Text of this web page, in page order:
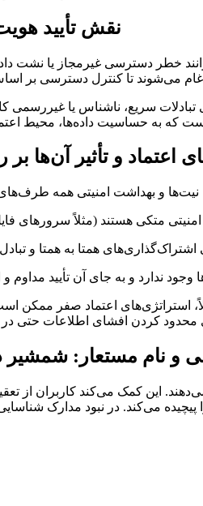
نقش تأیید
خطر دسترسی غیرمجاز یا نشت
سریع، ناشناس یا غیررسمی
اعتماد و تأثیر آن‌ها
اعتماد صفر ممکن است
و نام مستعار: شمشیر
این کمک می‌کند کاربران از